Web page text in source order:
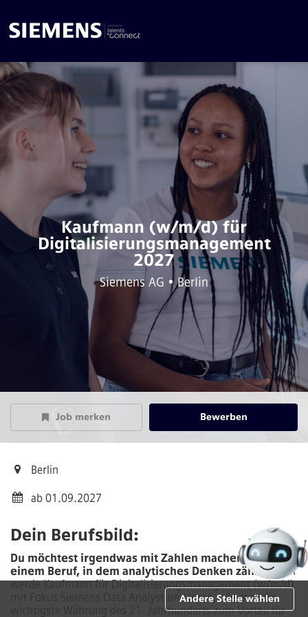
Kaufmann (w/m/d) für
Digitalisierungsmanagement
2027
Siemens AG • Berlin
Job merken Bewerben
Berlin
ab 01.09.2027
Dein Berufsbild:
Du möchtest irgendwas mit Zahlen machen? In
einem Beruf, in dem analytisches Denken zählt?Dann
werde Kaufmann für Digitalisierungsmanagement (w/m/d)
mit Fokus Siemens Data Analyst und lerne, wie man die
wichtigste Währung des 21. Jahrhunderts zum Vorteil für
Andere Stelle wählen